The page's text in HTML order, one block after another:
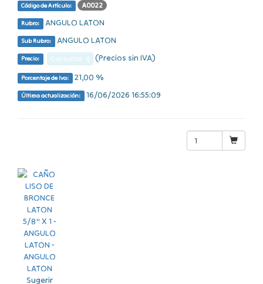
Código de Artículo: A0022
Rubro: ANGULO LATON
Sub Rubro: ANGULO LATON
Precio: Consultar $ (Precios sin IVA)
Porcentaje de Iva: 21,00 %
Última actualización: 16/06/2026 16:55:09
Sugerir